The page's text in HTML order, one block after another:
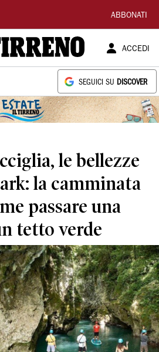
ABBONATI
ACCEDI
SEGUICI SU DISCOVER
le bellezze
la camminata
passare una
tetto verde